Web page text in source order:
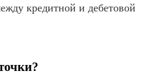
кредитной и дебетовой